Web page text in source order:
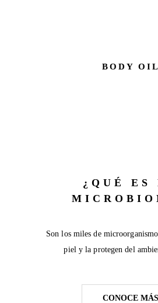
BODY OIL
¿QUÉ ES
Son los miles de
piel y la protegen del
CONOCE MÁS